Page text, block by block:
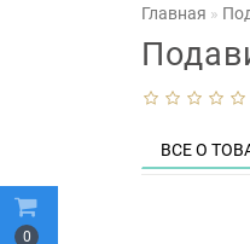
0
Главная
ВСЕ О